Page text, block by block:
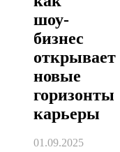
шоу-
бизнес
открывает
новые
горизонты
карьеры
01.09.2025